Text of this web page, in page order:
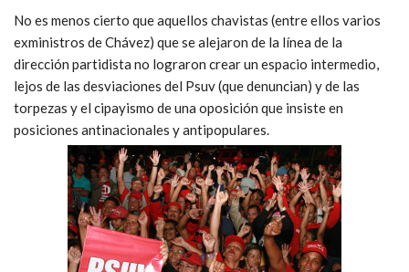
No es menos cierto que aquellos chavistas (entre ellos varios
exministros de Chávez) que se alejaron de la línea de la
dirección partidista no lograron crear un espacio intermedio,
lejos de las desviaciones del Psuv (que denuncian) y de las
torpezas y el cipayismo de una oposición que insiste en
posiciones antinacionales y antipopulares.